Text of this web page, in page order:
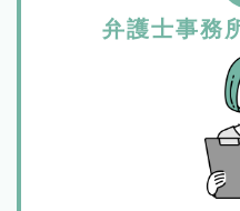
弁護士事務